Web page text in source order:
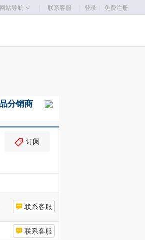
登录 免费注册
网站导航 联系客服
订阅
联系客服
联系客服